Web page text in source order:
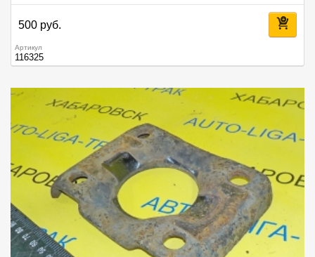
500 руб.
Артикул
116325